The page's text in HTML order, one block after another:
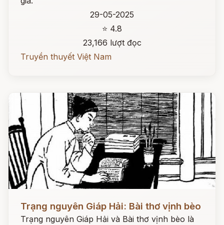
29-05-2025
⭐ 4.8
23,166 lượt đọc
Truyền thuyết Việt Nam
Trạng nguyên Giáp Hải: Bài thơ vịnh bèo
Trạng nguyên Giáp Hải và Bài thơ vịnh bèo là